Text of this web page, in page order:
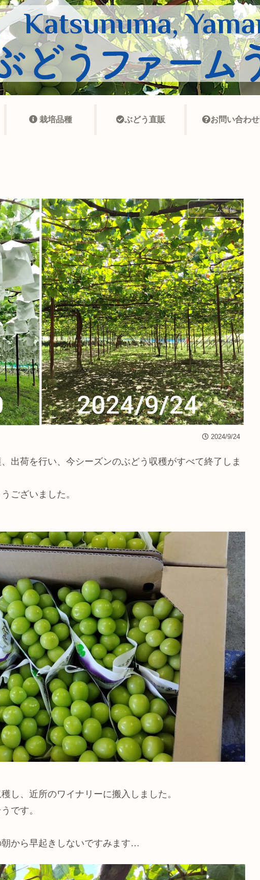
栽培品種 ぶどう直販 お問い合わせ
ファーム通信
2024/9/24
出荷を行い、今シーズンのぶどう収穫がすべて終了しま
ございました。
し、近所のワイナリーに搬入しました。
です。
から早起きしないですみます…